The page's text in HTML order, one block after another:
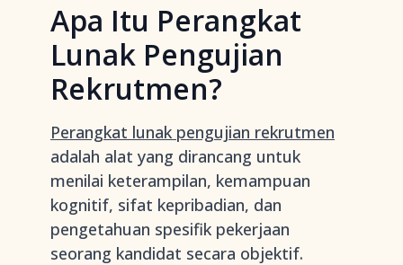
Apa Itu Perangkat
Lunak Pengujian
Rekrutmen?
Perangkat lunak pengujian rekrutmen
adalah alat yang dirancang untuk
menilai keterampilan, kemampuan
kognitif, sifat kepribadian, dan
pengetahuan spesifik pekerjaan
seorang kandidat secara objektif.